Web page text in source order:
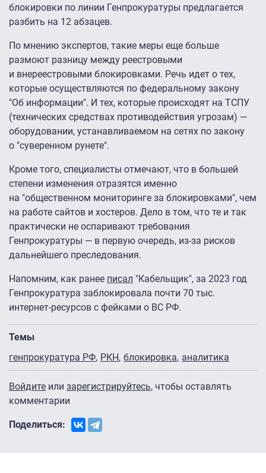
блокировки по линии Генпрокуратуры предлагается
разбить на 12 абзацев.
По мнению экспертов, такие меры еще больше
размоют разницу между реестровыми
и внереестровыми блокировками. Речь идет о тех,
которые осуществляются по федеральному закону
"Об информации". И тех, которые происходят на ТСПУ
(технических средствах противодействия угрозам) —
оборудовании, устанавливаемом на сетях по закону
о "суверенном рунете".
Кроме того, специалисты отмечают, что в большей
степени изменения отразятся именно
на "общественном мониторинге за блокировками", чем
на работе сайтов и хостеров. Дело в том, что те и так
практически не оспаривают требования
Генпрокуратуры — в первую очередь, из-за рисков
дальнейшего преследования.
Напомним, как ранее писал "Кабельщик", за 2023 год
Генпрокуратура заблокировала почти 70 тыс.
интернет-ресурсов с фейками о ВС РФ.
Темы
генпрокуратура РФ РКН блокировка аналитика
Войдите или зарегистрируйтесь, чтобы оставлять
комментарии
Поделиться: